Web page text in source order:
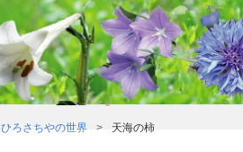
ひろさちやの世界 天海の柿